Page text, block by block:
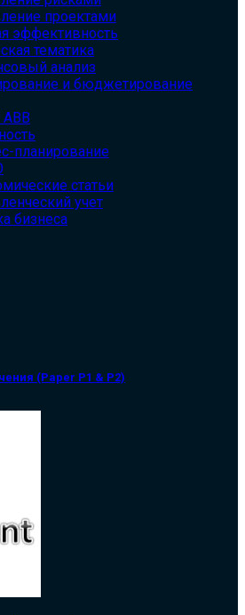
проектами
эффективность
тематика
анализ
и бюджетирование
ABB
планирование
статьи
учет
бизнеса
(Paper P1 & P2)